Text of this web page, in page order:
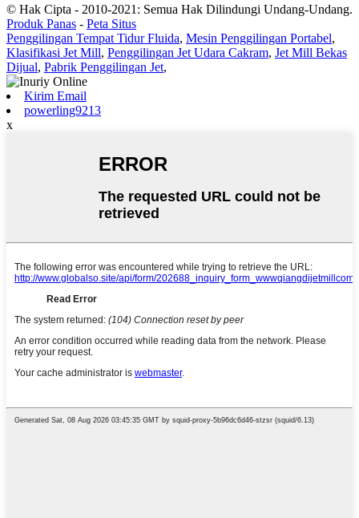
© Hak Cipta - 2010-2021: Semua Hak Dilindungi Undang-Undang.
Produk Panas - Peta Situs
Penggilingan Tempat Tidur Fluida, Mesin Penggilingan Portabel,
Klasifikasi Jet Mill, Penggilingan Jet Udara Cakram, Jet Mill Bekas
Dijual, Pabrik Penggilingan Jet,
Kirim Email
powerling9213
x